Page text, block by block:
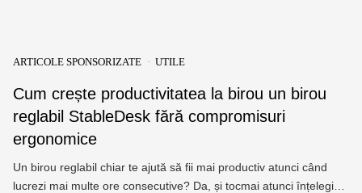
ARTICOLE SPONSORIZATE UTILE
Cum crește productivitatea la birou un birou
reglabil StableDesk fără compromisuri
ergonomice
Un birou reglabil chiar te ajută să fii mai productiv atunci când
lucrezi mai multe ore consecutive? Da, și tocmai atunci înțelegi…